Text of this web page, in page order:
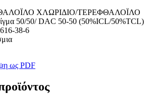
ΧΛΩΡΙΔΙΟ/ΤΕΡΕΦΘΑΛΟΪΛΟ
50/50/ DAC 50-50 (50%ICL/50%TCL)
616-38-6
ως PDF